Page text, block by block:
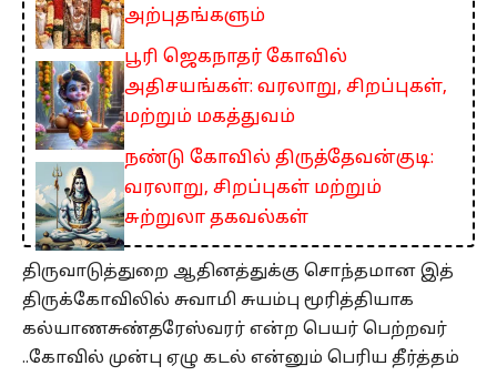
அற்புதங்களும்
பூரி ஜெகநாதர் கோவில்
அதிசயங்கள்: வரலாறு, சிறப்புகள்,
மற்றும் மகத்துவம்
நண்டு கோவில் திருத்தேவன்குடி:
வரலாறு, சிறப்புகள் மற்றும்
சுற்றுலா தகவல்கள்
திருவாடுத்துறை ஆதினத்துக்கு சொந்தமான இத்
திருக்கோவிலில் சுவாமி சுயம்பு மூரித்தியாக
கல்யாணசுண்தரேஸ்வரர் என்ற பெயர் பெற்றவர்
..கோவில் முன்பு ஏழு கடல் என்னும் பெரிய தீர்த்தம்